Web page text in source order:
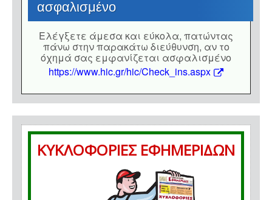
ασφαλισμένο
Eλέγξετε άμεσα και εύκολα, πατώντας
πάνω στην παρακάτω διεύθυνση, αν το
όχημά σας εμφανίζεται ασφαλισμένο
https://www.hic.gr/hic/Check_ins.aspx
ΚΥΚΛΟΦΟΡΙΕΣ ΕΦΗΜΕΡΙΔΩΝ